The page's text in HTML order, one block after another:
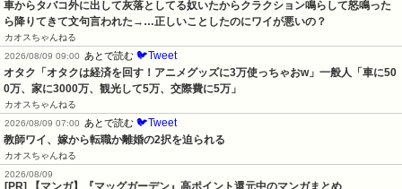
車からタバコ外に出して灰落としてる奴いたからクラクション鳴らして怒鳴った
ら降りてきて文句言われた→…正しいことしたのにワイが悪いの？
カオスちゃんねる
2026/08/09 09:00
あとで読む 🐦Tweet
オタク「オタクは経済を回す！アニメグッズに3万使っちゃおw」一般人「車に50
0万、家に3000万、観光して5万、交際費に5万」
カオスちゃんねる
2026/08/09 07:00
あとで読む 🐦Tweet
教師ワイ、嫁から転職か離婚の2択を迫られる
カオスちゃんねる
2026/08/09
[PR] 【マンガ】『マッグガーデン』高ポイント還元中のマンガまとめ